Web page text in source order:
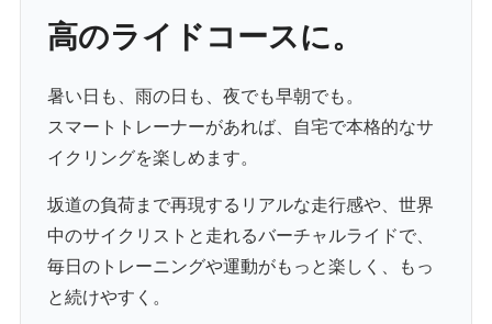
高のライドコースに。
暑い日も、雨の日も、夜でも早朝でも。
スマートトレーナーがあれば、自宅で本格的なサ
イクリングを楽しめます。
坂道の負荷まで再現するリアルな走行感や、世界
中のサイクリストと走れるバーチャルライドで、
毎日のトレーニングや運動がもっと楽しく、もっ
と続けやすく。